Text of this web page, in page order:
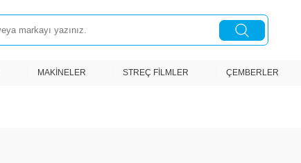
MAKINELER STREÇ FILMLER ÇEMBERLER